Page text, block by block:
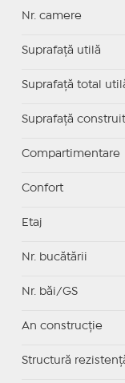
Nr. camere
Suprafaţă utilă
Suprafaţă total
Suprafaţă
Compartimentare
Confort
Etaj
Nr. bucătării
Nr. băi/GS
An construcție
Structură